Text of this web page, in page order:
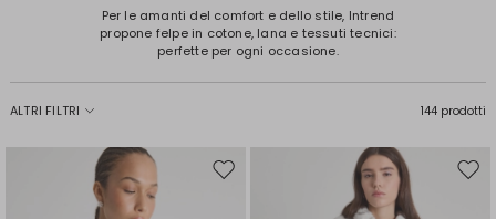
Per le amanti del comfort e dello stile, Intrend
propone felpe in cotone, lana e tessuti tecnici:
perfette per ogni occasione.
ALTRI FILTRI 144 prodotti
Sposta